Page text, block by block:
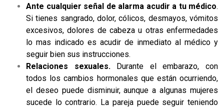
Ante cualquier señal de alarma acudir a tu médico.
Si tienes sangrado, dolor, cólicos, desmayos, vómitos
excesivos, dolores de cabeza u otras enfermedades
lo mas indicado es acudir de inmediato al médico y
seguir bien sus instrucciones.
Relaciones sexuales.Durante el embarazo, con
todos los cambios hormonales que están ocurriendo,
el deseo puede disminuir, aunque a algunas mujeres
sucede lo contrario. La pareja puede seguir teniendo